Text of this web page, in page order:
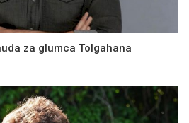
za glumca Tolgahana